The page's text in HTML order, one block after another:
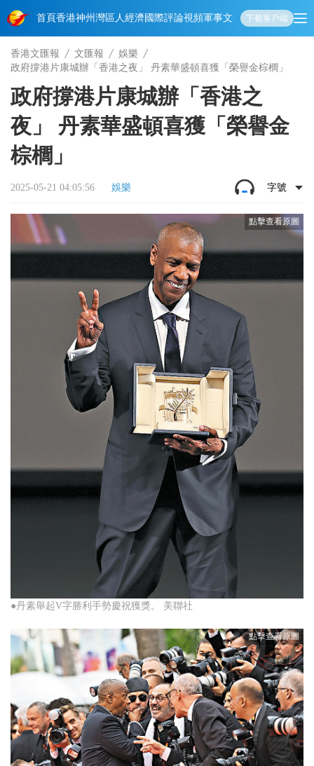
首頁香港神州 灣區人經濟國際評論視頻軍事文化 娛樂生活教育體
下載客戶端
香港文匯報 文匯報
娛樂
政府撐港片康城辦「香港之夜」 丹素華盛頓喜獲「榮譽金棕櫚」
政府撐港片康城辦「香港之
夜」 丹素華盛頓喜獲「榮譽金
棕櫚」
2025-05-21 04:05:56 娛樂 字號
●丹素舉起V字勝利手勢慶祝獲獎。 美聯社